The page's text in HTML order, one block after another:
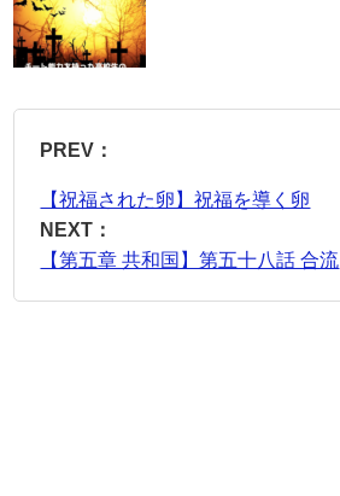
PREV：
【祝福された卵】祝福を導く卵
NEXT：
【第五章 共和国】第五十八話 合流